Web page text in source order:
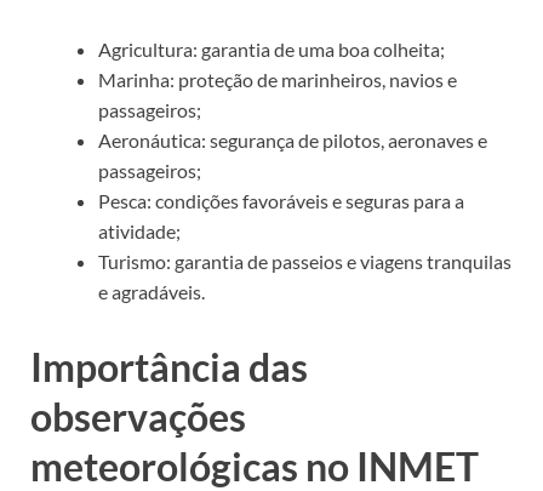
Agricultura: garantia de uma boa colheita;
Marinha: proteção de marinheiros, navios e
passageiros;
Aeronáutica: segurança de pilotos, aeronaves e
passageiros;
Pesca: condições favoráveis e seguras para a
atividade;
Turismo: garantia de passeios e viagens tranquilas
e agradáveis.
Importância das
observações
meteorológicas no INMET